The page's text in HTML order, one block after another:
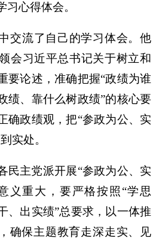
心得体会。
交流了自己的学习体会。他
会习近平总书记关于树立和
要论述，准确把握“政绩为谁
绩、靠什么树政绩”的核心要
确政绩观，把“参政为公、实
实处。
民主党派开展“参政为公、实
义重大，要严格按照“学思
、出实绩”总要求，以一体推
确保主题教育走深走实、见